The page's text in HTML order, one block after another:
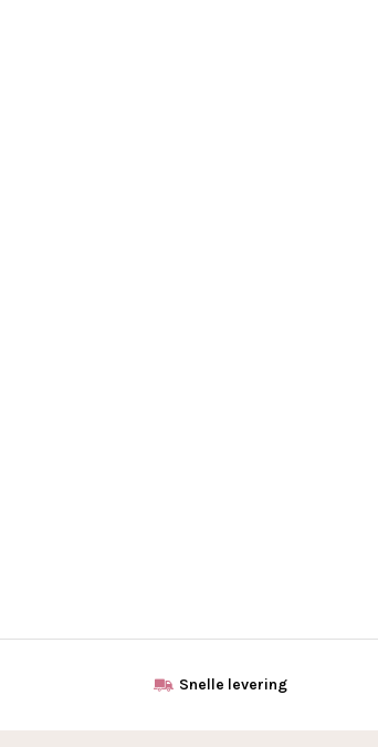
Snelle levering